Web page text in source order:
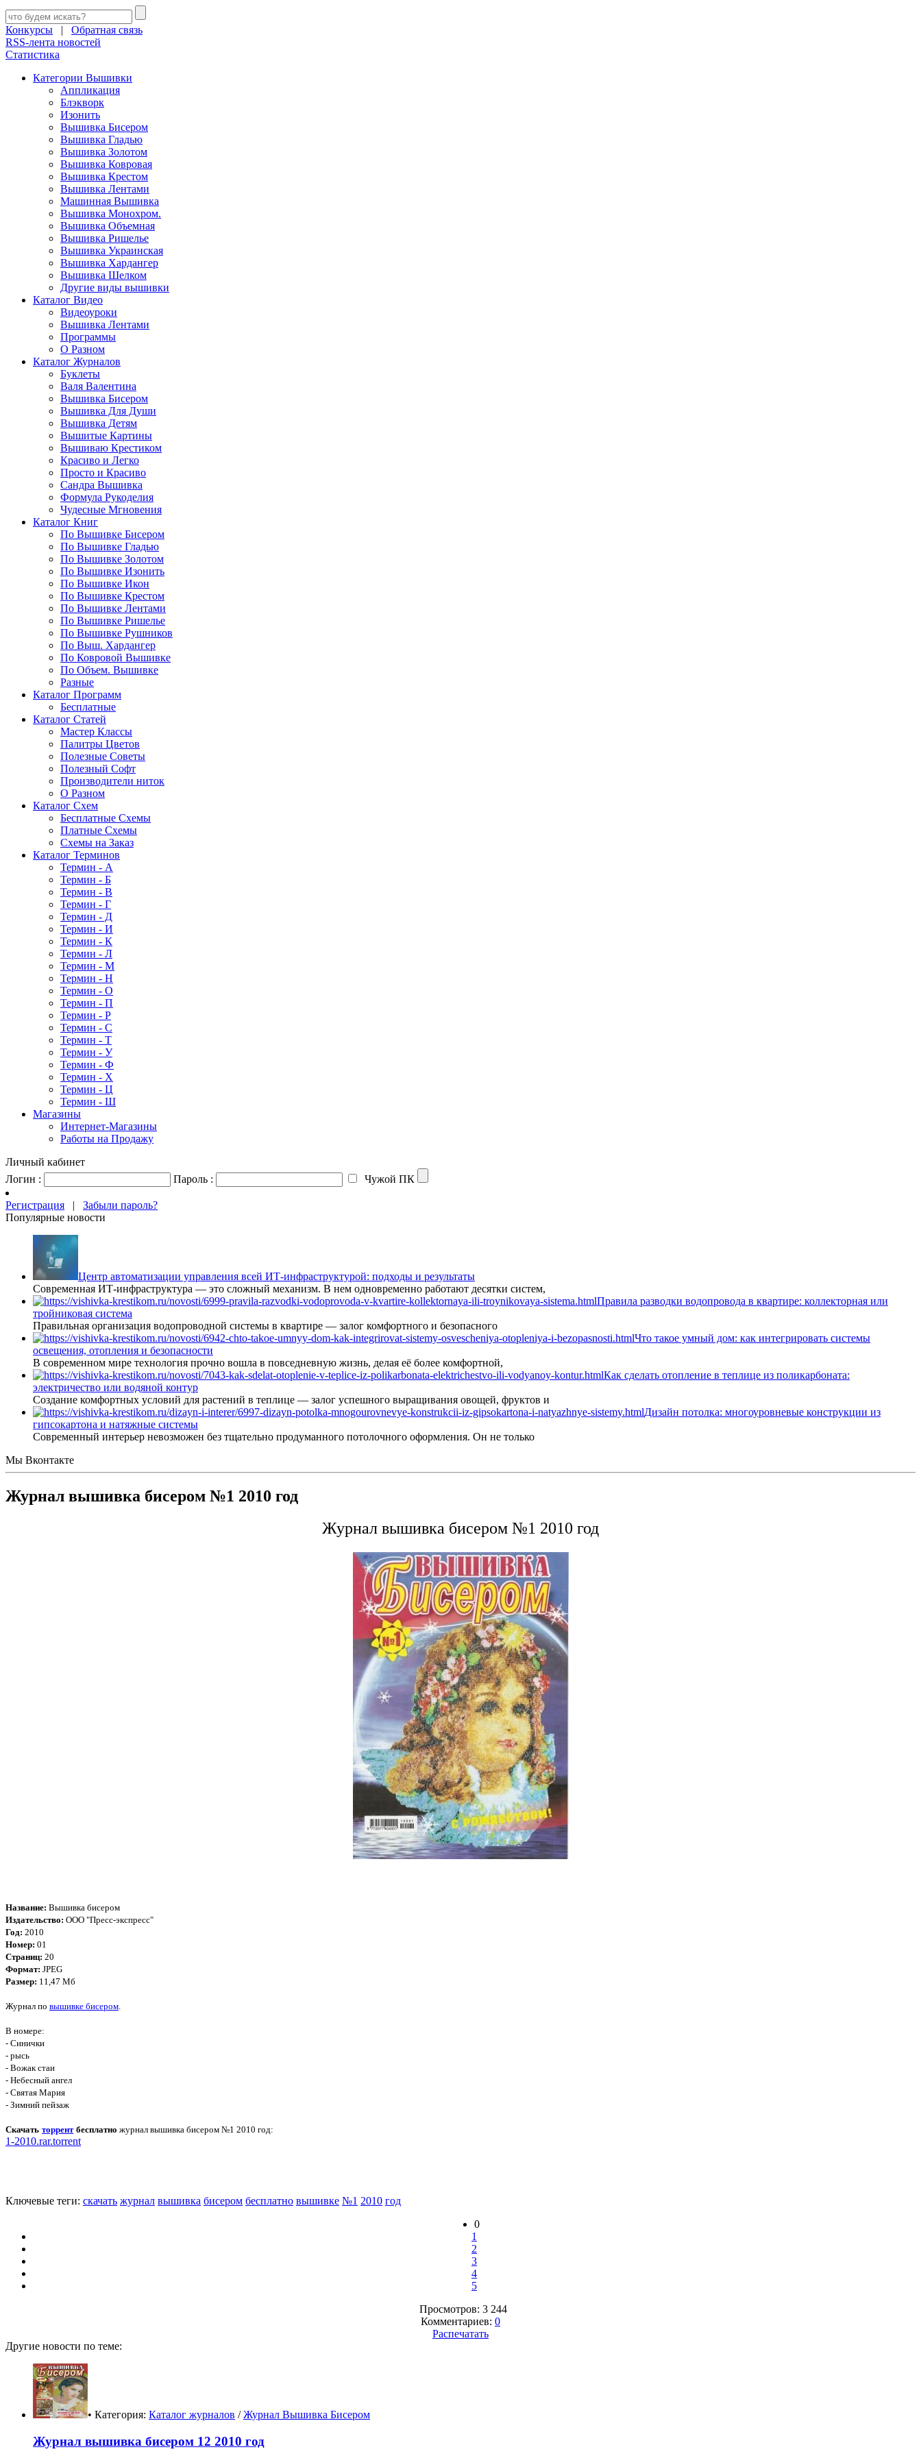
Конкурсы | Обратная связь
RSS-лента новостей
Статистика
Категории Вышивки
Аппликация
Блэкворк
Изонить
Вышивка Бисером
Вышивка Гладью
Вышивка Золотом
Вышивка Ковровая
Вышивка Крестом
Вышивка Лентами
Машинная Вышивка
Вышивка Монохром.
Вышивка Объемная
Вышивка Ришелье
Вышивка Украинская
Вышивка Хардангер
Вышивка Шелком
Другие виды вышивки
Каталог Видео
Видеоуроки
Вышивка Лентами
Программы
О Разном
Каталог Журналов
Буклеты
Валя Валентина
Вышивка Бисером
Вышивка Для Души
Вышивка Детям
Вышитые Картины
Вышиваю Крестиком
Красиво и Легко
Просто и Красиво
Сандра Вышивка
Формула Рукоделия
Чудесные Мгновения
Каталог Книг
По Вышивке Бисером
По Вышивке Гладью
По Вышивке Золотом
По Вышивке Изонить
По Вышивке Икон
По Вышивке Крестом
По Вышивке Лентами
По Вышивке Ришелье
По Вышивке Рушников
По Выш. Хардангер
По Ковровой Вышивке
По Объем. Вышивке
Разные
Каталог Программ
Бесплатные
Каталог Статей
Мастер Классы
Палитры Цветов
Полезные Советы
Полезный Софт
Производители ниток
О Разном
Каталог Схем
Бесплатные Схемы
Платные Схемы
Схемы на Заказ
Каталог Терминов
Термин - А
Термин - Б
Термин - В
Термин - Г
Термин - Д
Термин - И
Термин - К
Термин - Л
Термин - М
Термин - Н
Термин - О
Термин - П
Термин - Р
Термин - С
Термин - Т
Термин - У
Термин - Ф
Термин - Х
Термин - Ц
Термин - Ш
Магазины
Интернет-Магазины
Работы на Продажу
Личный кабинет
Логин :
Пароль : Чужой ПК
Регистрация | Забыли пароль?
Популярные новости
Центр автоматизации управления всей ИТ-инфраструктурой: подходы и результаты
Современная ИТ-инфраструктура — это сложный механизм. В нем одновременно работают десятки систем,
Правила разводки водопровода в квартире: коллекторная или
тройниковая система
Правильная организация водопроводной системы в квартире — залог комфортного и безопасного
Что такое умный дом: как интегрировать системы
освещения, отопления и безопасности
В современном мире технология прочно вошла в повседневную жизнь, делая её более комфортной,
Как сделать отопление в теплице из поликарбоната:
электричество или водяной контур
Создание комфортных условий для растений в теплице — залог успешного выращивания овощей, фруктов и
Дизайн потолка: многоуровневые конструкции из
гипсокартона и натяжные системы
Современный интерьер невозможен без тщательно продуманного потолочного оформления. Он не только
Мы Вконтакте
Журнал вышивка бисером №1 2010 год
Журнал вышивка бисером №1 2010 год
Название: Вышивка бисером
Издательство: ООО "Пресс-экспресс"
Год: 2010
Номер: 01
Страниц: 20
Формат: JPEG
Размер: 11,47 Мб
Журнал по вышивке бисером
В номере:
- Синички
- рысь
- Вожак стаи
- Небесный ангел
- Святая Мария
- Зимний пейзаж
Скачатьторрентбесплатно журнал вышивка бисером №1 2010 год:
1-2010.rar.torrent
Ключевые теги: скачать журнал вышивка бисером бесплатно вышивке №1 2010 год
0
1
2
3
4
5
Просмотров: 3 244
Комментариев: 0
Распечатать
Другие новости по теме:
• Категория: Каталог журналов /Журнал Вышивка Бисером
Журнал вышивка бисером 12 2010 год